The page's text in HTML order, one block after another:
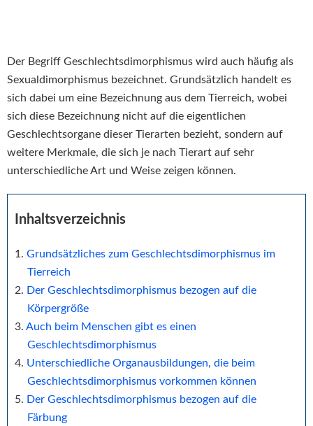
Der Begriff Geschlechtsdimorphismus wird auch häufig als
Sexualdimorphismus bezeichnet. Grundsätzlich handelt es
sich dabei um eine Bezeichnung aus dem Tierreich, wobei
sich diese Bezeichnung nicht auf die eigentlichen
Geschlechtsorgane dieser Tierarten bezieht, sondern auf
weitere Merkmale, die sich je nach Tierart auf sehr
unterschiedliche Art und Weise zeigen können.
Inhaltsverzeichnis
Grundsätzliches zum Geschlechtsdimorphismus im
Tierreich
Der Geschlechtsdimorphismus bezogen auf die
Körpergröße
Auch beim Menschen gibt es einen
Geschlechtsdimorphismus
Unterschiedliche Organausbildungen, die beim
Geschlechtsdimorphismus vorkommen können
Der Geschlechtsdimorphismus bezogen auf die
Färbung